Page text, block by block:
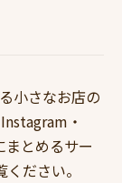
小さなお店の
・
とめるサー
ださい。